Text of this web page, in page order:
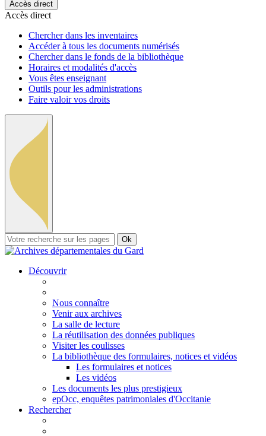
Accès direct
Accès direct
Chercher dans les inventaires
Accéder à tous les documents numérisés
Chercher dans le fonds de la bibliothèque
Horaires et modalités d'accès
Vous êtes enseignant
Outils pour les administrations
Faire valoir vos droits
Ok
Découvrir
Nous connaître
Venir aux archives
La salle de lecture
La réutilisation des données publiques
Visiter les coulisses
La bibliothèque des formulaires, notices et vidéos
Les formulaires et notices
Les vidéos
Les documents les plus prestigieux
epOcc, enquêtes patrimoniales d'Occitanie
Rechercher